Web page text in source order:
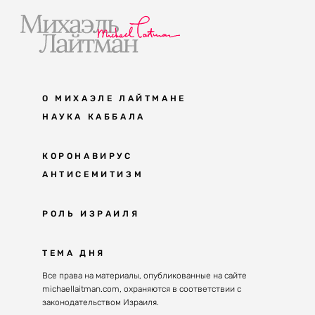
О МИХАЭЛЕ ЛАЙТМАНЕ
НАУКА КАББАЛА
Мудрость каббалы
Каббала сегодня
Великие каббалисты
Духовные состояния
Конгрессы каббалы
КОРОНАВИРУС
АНТИСЕМИТИЗМ
Антисемитизм в современном мире
Решение
РОЛЬ ИЗРАИЛЯ
Почему евреи
Израиль сегодня
ТЕМА ДНЯ
Все права на материалы, опубликованные на сайте
michaellaitman.com, охраняются в соответствии с
законодательством Израиля.